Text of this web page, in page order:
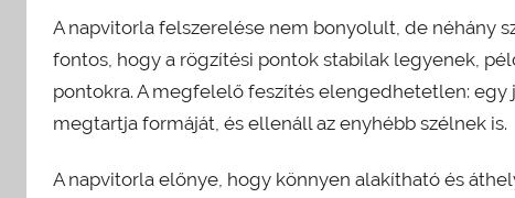
A napvitorla felszerelése nem bonyolult, de néhány
fontos, hogy a rögzítési pontok stabilak legyenek,
pontokra. A megfelelő feszítés elengedhetetlen:
megtartja formáját, és ellenáll az enyhébb szélnek is.
A napvitorla előnye, hogy könnyen alakítható és